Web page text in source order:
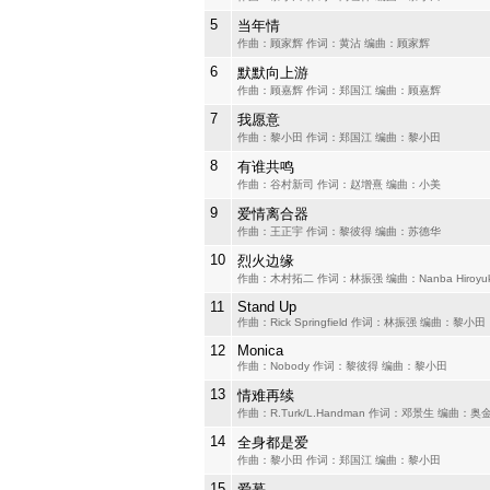
5 当年情
作曲：顾家辉 作词：黄沾 编曲：顾家辉
6 默默向上游
作曲：顾嘉辉 作词：郑国江 编曲：顾嘉辉
7 我愿意
作曲：黎小田 作词：郑国江 编曲：黎小田
8 有谁共鸣
作曲：谷村新司 作词：赵增熹 编曲：小美
9 爱情离合器
作曲：王正宇 作词：黎彼得 编曲：苏德华
10 烈火边缘
作曲：木村拓二 作词：林振强 编曲：Nanba
11 Stand Up
作曲：Rick Springfield 作词：林振强 编曲：黎小田
12 Monica
作曲：Nobody 作词：黎彼得 编曲：黎小田
13 情难再续
作曲：R.Turk/L.Handman 作词：邓景生 编曲：奥
14 全身都是爱
作曲：黎小田 作词：郑国江 编曲：黎小田